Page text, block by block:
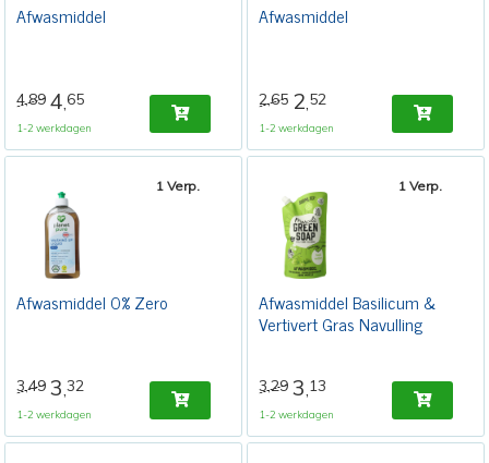
Afwasmiddel
4,89 4,65
1-2 werkdagen
Afwasmiddel
2,65 2,52
1-2 werkdagen
1 Verp.
Afwasmiddel 0% Zero
3,49 3,32
1-2 werkdagen
1 Verp.
Afwasmiddel Basilicum &
Vertivert Gras Navulling
3,29 3,13
1-2 werkdagen